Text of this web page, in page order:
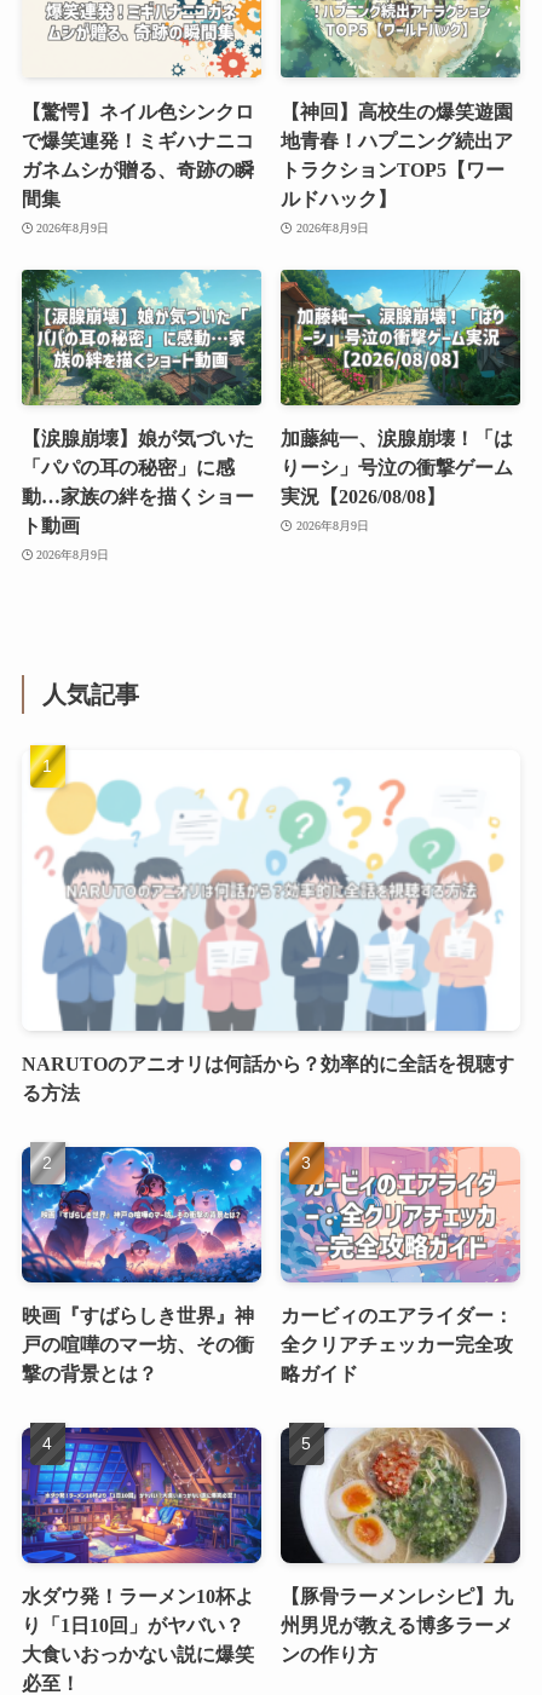
【驚愕】ネイル色シンクロ
で爆笑連発！ミギハナニコ
ガネムシが贈る、奇跡の瞬
間集
2026年8月9日
【神回】高校生の爆笑遊園
地青春！ハプニング続出ア
トラクションTOP5【ワー
ルドハック】
2026年8月9日
【涙腺崩壊】娘が気づいた
「パパの耳の秘密」に感
動…家族の絆を描くショー
ト動画
2026年8月9日
加藤純一、涙腺崩壊！「は
りーシ」号泣の衝撃ゲーム
実況【2026/08/08】
2026年8月9日
人気記事
NARUTOのアニオリは何話から？効率的に全話を視聴す
る方法
映画『すばらしき世界』神
戸の喧嘩のマー坊、その衝
撃の背景とは？
カービィのエアライダー：
全クリアチェッカー完全攻
略ガイド
水ダウ発！ラーメン10杯よ
り「1日10回」がヤバい？
大食いおっかない説に爆笑
必至！
【豚骨ラーメンレシピ】九
州男児が教える博多ラーメ
ンの作り方